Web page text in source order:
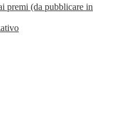
premi (da pubblicare in